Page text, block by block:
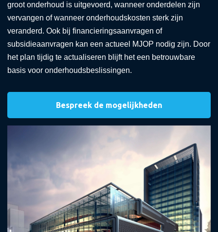
groot onderhoud is uitgevoerd, wanneer onderdelen zijn
vervangen of wanneer onderhoudskosten sterk zijn
veranderd. Ook bij financieringsaanvragen of
subsidieaanvragen kan een actueel MJOP nodig zijn. Door
het plan tijdig te actualiseren blijft het een betrouwbare
basis voor onderhoudsbeslissingen.
Bespreek de mogelijkheden